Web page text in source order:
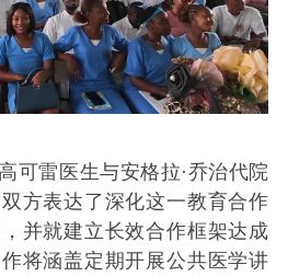
可雷医生与安格拉·乔治代院
方表达了深化这一教育合作
并就建立长效合作框架达成
将涵盖定期开展公共医学讲